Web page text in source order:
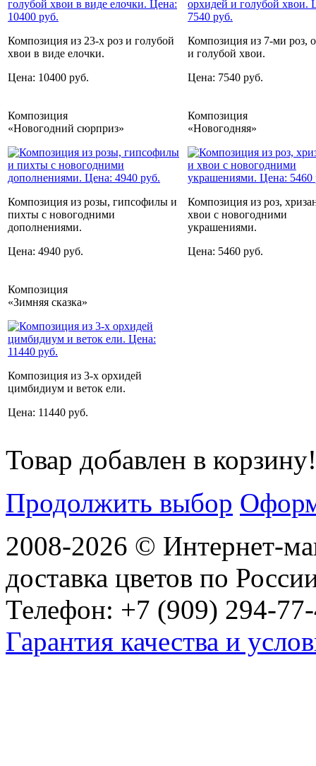
Композиция из 23-х роз и голубой
хвои в виде елочки.
Цена: 10400 руб.
Композиция из 7-ми роз,
и голубой хвои.
Цена: 7540 руб.
Композиция
«Новогодний сюрприз»
Композиция из розы, гипсофилы и
пихты с новогодними
дополнениями.
Цена: 4940 руб.
Композиция
«Новогодняя»
Композиция из роз,
хвои с новогодними
украшениями.
Цена: 5460 руб.
Композиция
«Зимняя сказка»
Композиция из 3-х орхидей
цимбидиум и веток ели.
Цена: 11440 руб.
Товар добавлен в корзину!
Продолжить выбор
2008-2026 © Интернет-
доставка цветов по
Телефон: +7 (909) 294-
Гарантия качества и